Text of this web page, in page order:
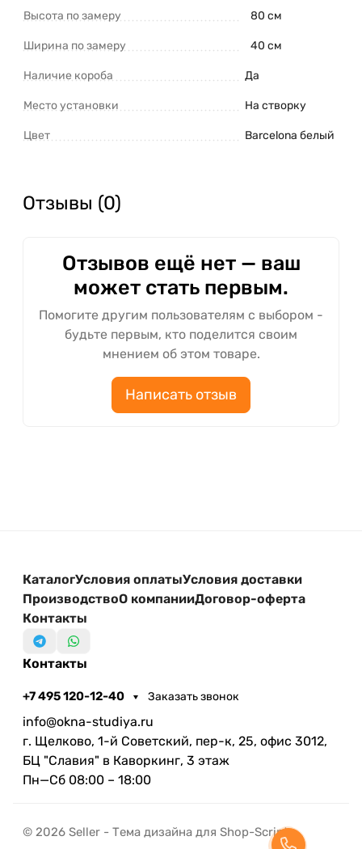
Высота по замеру
80 см
Ширина по замеру 40 см
Наличие короба Да
Место установки На створку
Цвет Barcelona белый
Отзывы (0)
Отзывов ещё нет — ваш
может стать первым.
Помогите другим пользователям с выбором -
будьте первым, кто поделится своим
мнением об этом товаре.
Написать отзыв
КаталогУсловия оплатыУсловия доставки
ПроизводствоО компанииДоговор-оферта
Контакты
Контакты
+7 495 120-12-40 Заказать звонок
info@okna-studiya.ru
г. Щелково, 1-й Советский, пер-к, 25, офис 3012,
БЦ "Славия" в Каворкинг, 3 этаж
Пн—Сб 08:00 – 18:00
© 2026 Seller - Тема дизайна для Shop-Script